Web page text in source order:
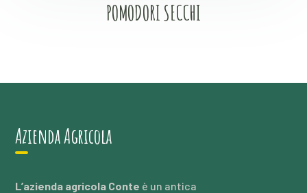
POMODORI SECCHI
Azienda Agricola
L’azienda agricola Conte è un antica